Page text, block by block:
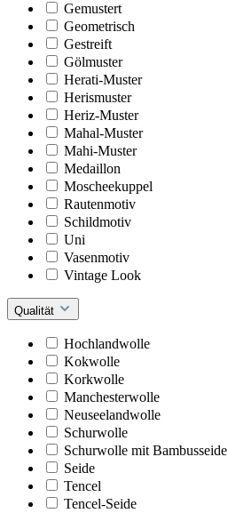
Gemustert
Geometrisch
Gestreift
Gölmuster
Herati-Muster
Herismuster
Heriz-Muster
Mahal-Muster
Mahi-Muster
Medaillon
Moscheekuppel
Rautenmotiv
Schildmotiv
Uni
Vasenmotiv
Vintage Look
Qualität
Hochlandwolle
Kokwolle
Korkwolle
Manchesterwolle
Neuseelandwolle
Schurwolle
Schurwolle mit Bambusseide
Seide
Tencel
Tencel-Seide